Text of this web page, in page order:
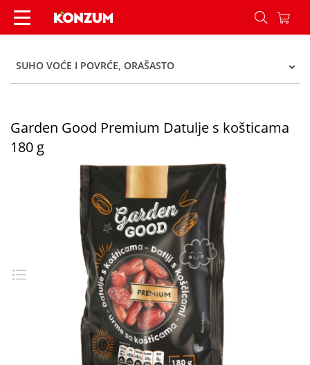
Garden Good Premium Datulje s košticama 180
SUHO VOĆE I POVRĆE, ORAŠASTO
Garden Good Premium Datulje s košticama
180 g